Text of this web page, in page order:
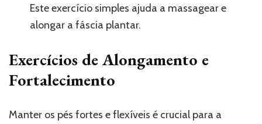
Este exercício simples ajuda a massagear e
alongar a fáscia plantar.
Exercícios de Alongamento e
Fortalecimento
Manter os pés fortes e flexíveis é crucial para a